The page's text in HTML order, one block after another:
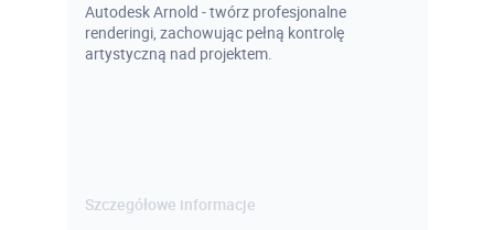
Autodesk Arnold - twórz profesjonalne
renderingi, zachowując pełną kontrolę
artystyczną nad projektem.
Szczegółowe informacje